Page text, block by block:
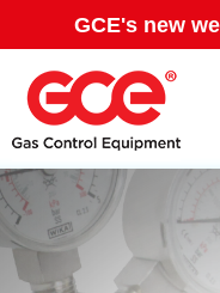
GCE's new